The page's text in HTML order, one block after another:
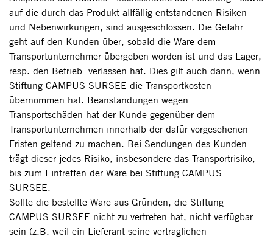
auf die durch das Produkt allfällig entstandenen Risiken
und Nebenwirkungen, sind ausgeschlossen. Die Gefahr
geht auf den Kunden über, sobald die Ware dem
Transportunternehmer übergeben worden ist und das Lager,
resp. den Betrieb verlassen hat. Dies gilt auch dann, wenn
Stiftung CAMPUS SURSEE die Transportkosten
übernommen hat. Beanstandungen wegen
Transportschäden hat der Kunde gegenüber dem
Transportunternehmen innerhalb der dafür vorgesehenen
Fristen geltend zu machen. Bei Sendungen des Kunden
trägt dieser jedes Risiko, insbesondere das Transportrisiko,
bis zum Eintreffen der Ware bei Stiftung CAMPUS
SURSEE.
Sollte die bestellte Ware aus Gründen, die Stiftung
CAMPUS SURSEE nicht zu vertreten hat, nicht verfügbar
sein (z.B. weil ein Lieferant seine vertraglichen